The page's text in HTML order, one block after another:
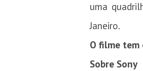
uma
Janeiro.
O filme tem
Sobre Sony